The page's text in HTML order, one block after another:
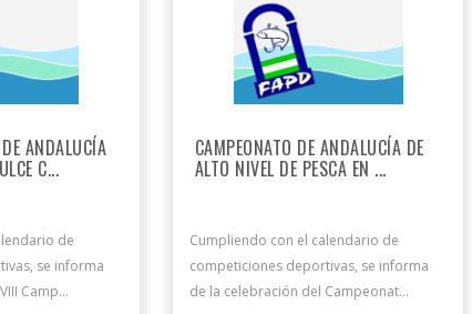
ANDALUCÍA
C...
de
se informa
Camp...
CAMPEONATO DE ANDALUCÍA DE
ALTO NIVEL DE PESCA EN ...
Cumpliendo con el calendario de
competiciones deportivas, se informa
de la celebración del Campeonat...